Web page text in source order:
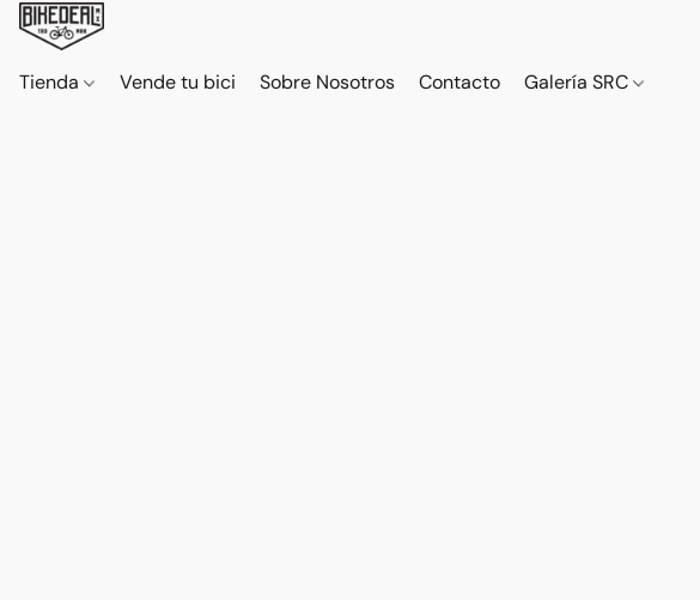
Tienda Vende tu bici Sobre Nosotros Contacto Galería SRC